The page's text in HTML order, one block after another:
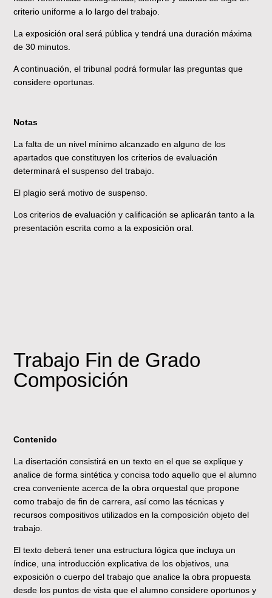
criterio uniforme a lo largo del trabajo.
La exposición oral será pública y tendrá una duración máxima
de 30 minutos.
A continuación, el tribunal podrá formular las preguntas que
considere oportunas.
Notas
La falta de un nivel mínimo alcanzado en alguno de los
apartados que constituyen los criterios de evaluación
determinará el suspenso del trabajo.
El plagio será motivo de suspenso.
Los criterios de evaluación y calificación se aplicarán tanto a la
presentación escrita como a la exposición oral.
Trabajo Fin de Grado
Composición
Contenido
La disertación consistirá en un texto en el que se explique y
analice de forma sintética y concisa todo aquello que el alumno
crea conveniente acerca de la obra orquestal que propone
como trabajo de fin de carrera, así como las técnicas y
recursos compositivos utilizados en la composición objeto del
trabajo.
El texto deberá tener una estructura lógica que incluya un
índice, una introducción explicativa de los objetivos, una
exposición o cuerpo del trabajo que analice la obra propuesta
desde los puntos de vista que el alumno considere oportunos y